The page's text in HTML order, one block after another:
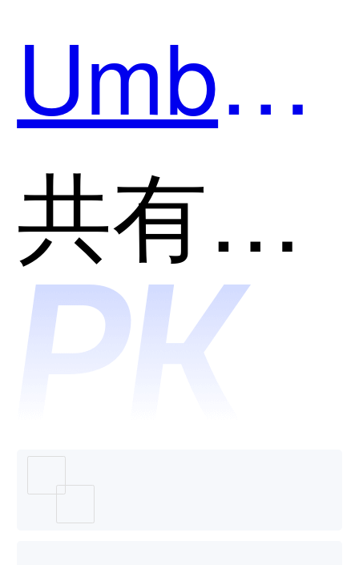
用？
和信达
环宇防
火墙系
共有分类：网络安全